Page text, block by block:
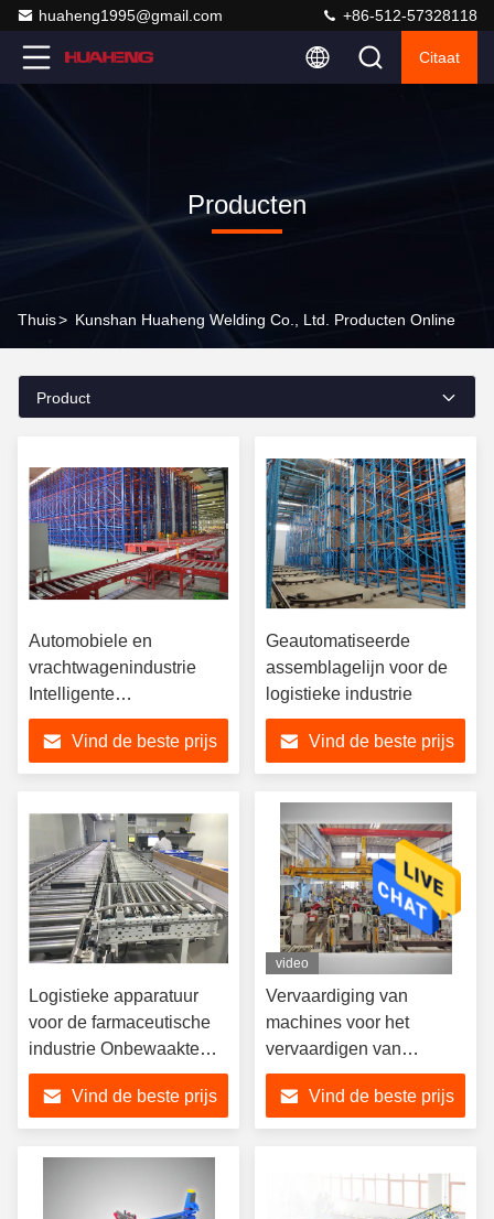
huaheng1995@gmail.com +86-512-57328118
Citaat
Producten
Thuis> Kunshan Huaheng Welding Co., Ltd. Producten Online
Product
Automobiele en
vrachtwagenindustrie
Intelligente
productieprocessen
Vind de beste prijs
Geautomatiseerde
assemblagelijn voor de
logistieke industrie
Vind de beste prijs
Logistieke apparatuur
voor de farmaceutische
industrie Onbewaakte
productielijn
Vind de beste prijs
video
Vervaardiging van
machines voor het
vervaardigen van
machines voor het
vervaardigen van
machines voor de
Vind de beste prijs